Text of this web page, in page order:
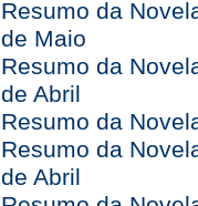
Resumo da
de Maio
Resumo da
de Abril
Resumo da
Resumo da
de Abril